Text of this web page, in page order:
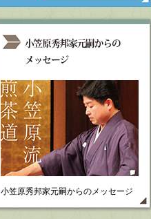
小笠原秀邦家元嗣からのメッセージ